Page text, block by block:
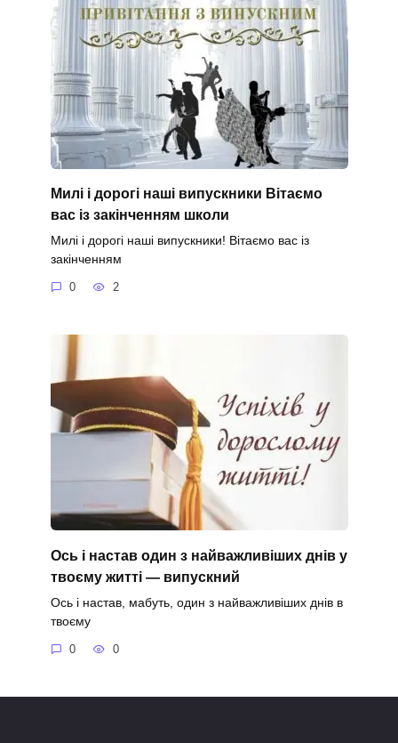
Милі і дорогі наші випускники Вітаємо
вас із закінченням школи
Милі і дорогі наші випускники! Вітаємо вас із
закінченням
0 2
Ось і настав один з найважливіших днів у
твоєму житті — випускний
Ось і настав, мабуть, один з найважливіших днів в
твоєму
0 0